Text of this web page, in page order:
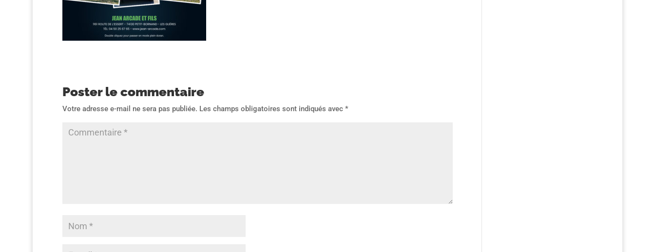
Poster le commentaire
Votre adresse e-mail ne sera pas publiée. Les champs obligatoires sont indiqués avec *